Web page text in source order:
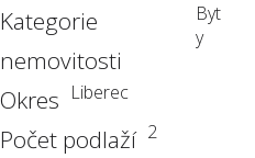
Kategorie
nemovitosti
Byt
y
Okres Liberec
Počet podlaží 2